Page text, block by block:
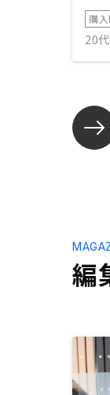
購
20
編